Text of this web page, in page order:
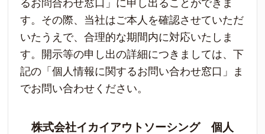
るお問合わせ窓口」に申し出ることができま
す。その際、当社はご本人を確認させていただ
いたうえで、合理的な期間内に対応いたしま
す。開示等の申し出の詳細につきましては、下
記の「個人情報に関するお問い合わせ窓口」ま
でお問い合わせください。
株式会社イカイアウトソーシング 個人